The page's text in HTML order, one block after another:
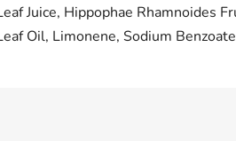
Juice, Hippophae Rhamnoides
Oil, Limonene, Sodium